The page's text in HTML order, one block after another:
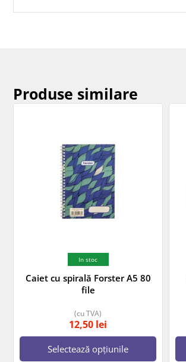
Produse similare
In stoc
Caiet cu spirală Forster A5 80
file
12,50 lei
(cu TVA)
Selectează opțiunile